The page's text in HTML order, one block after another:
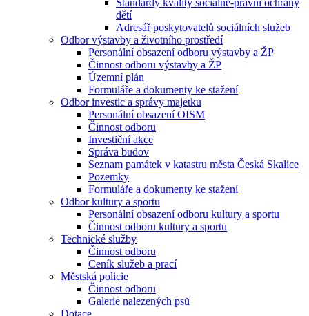
Standardy kvality sociálně-právní ochrany
dětí
Adresář poskytovatelů sociálních služeb
Odbor výstavby a životního prostředí
Personální obsazení odboru výstavby a ŽP
Činnost odboru výstavby a ŽP
Územní plán
Formuláře a dokumenty ke stažení
Odbor investic a správy majetku
Personální obsazení OISM
Činnost odboru
Investiční akce
Správa budov
Seznam památek v katastru města Česká Skalice
Pozemky
Formuláře a dokumenty ke stažení
Odbor kultury a sportu
Personální obsazení odboru kultury a sportu
Činnost odboru kultury a sportu
Technické služby
Činnost odboru
Ceník služeb a prací
Městská policie
Činnost odboru
Galerie nalezených psů
Dotace